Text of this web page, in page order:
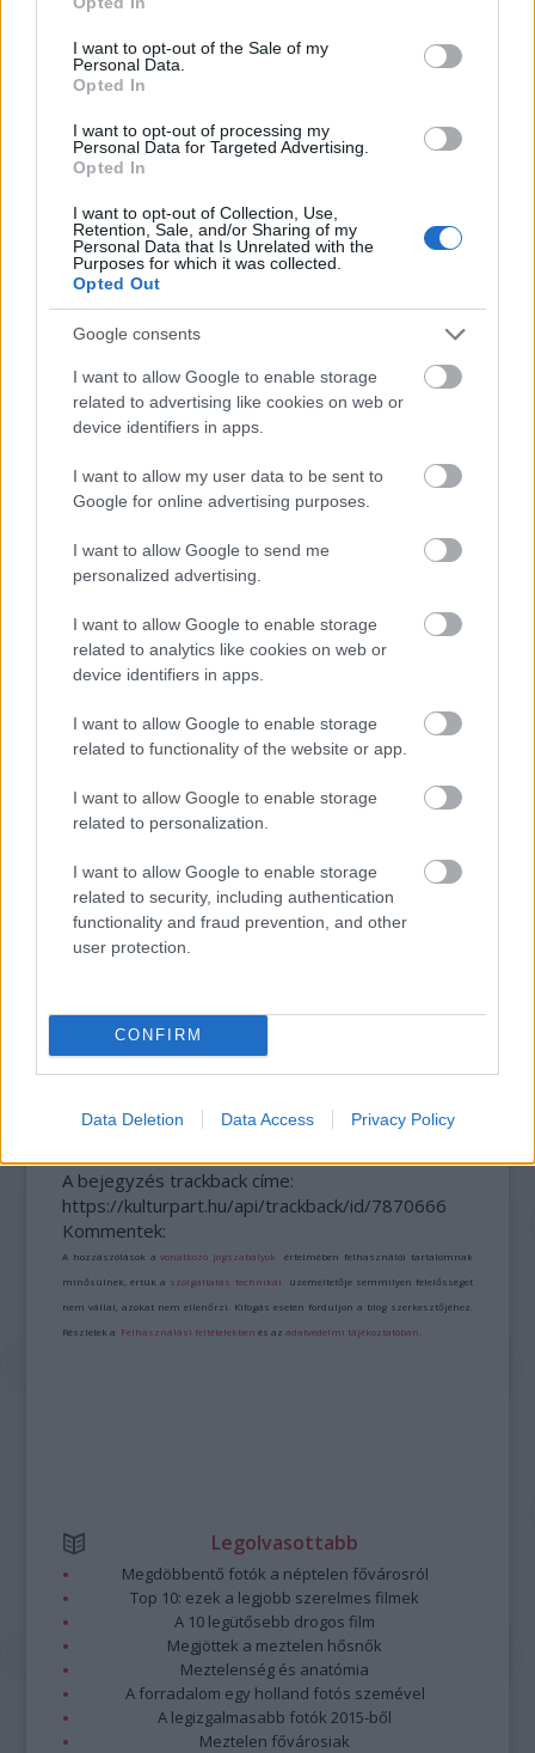
use your data for below specified purposes in below Google
consent section.
I want to opt-out of the Sale of my
Personal Data.
Opted In
I want to opt-out of processing my
Personal Data for Targeted Advertising.
Opted In
I want to opt-out of Collection, Use,
Retention, Sale, and/or Sharing of my
Personal Data that Is Unrelated with the
Purposes for which it was collected.
Opted Out
Google consents
I want to allow Google to enable storage
related to advertising like cookies on web or
device identifiers in apps.
I want to allow my user data to be sent to
Google for online advertising purposes.
I want to allow Google to send me
personalized advertising.
I want to allow Google to enable storage
related to analytics like cookies on web or
device identifiers in apps.
I want to allow Google to enable storage
related to functionality of the website or app.
I want to allow Google to enable storage
related to personalization.
I want to allow Google to enable storage
related to security, including authentication
functionality and fraud prevention, and other
user protection.
CONFIRM
Data Deletion Data Access Privacy Policy
kísérletezett. Ennek eredményeképp nagyon
sok genetikailag sérült kutya született.
az állatokat elhelyezték.
koordinálja. Ha segíteni akarsz,
Dráma Állatvilág Lavór
ELSTARTOLT A MŰVÉSZETEK VÖLGYE
KELEMEN BARNABÁS: A FESZTIVÁL AKADÉMIA
TRIOLINA FOLK ÉS NŐI VONÁSOK KONCERT
SUKORÓN
A bejegyzés trackback címe:
https://kulturpart.hu/api/trackback/id/7870666
Kommentek:
A hozzászólások avonatkozó jogszabályok értelmében felhasználói tartalomnak
minősülnek, értük a szolgáltatás technikai üzemeltetője semmilyen felelősséget
nem vállal, azokat nem ellenőrzi. Kifogás esetén forduljon a blog szerkesztőjéhez.
Részletek a Felhasználási feltételekben és azadatvédelmi tájékoztatóban
Legolvasottabb
Megdöbbentő fotók a néptelen fővárosról
Top 10: ezek a legjobb szerelmes filmek
A 10 legütősebb drogos film
Megjöttek a meztelen hősnők
Meztelenség és anatómia
A forradalom egy holland fotós szemével
A legizgalmasabb fotók 2015-ből
Meztelen fővárosiak